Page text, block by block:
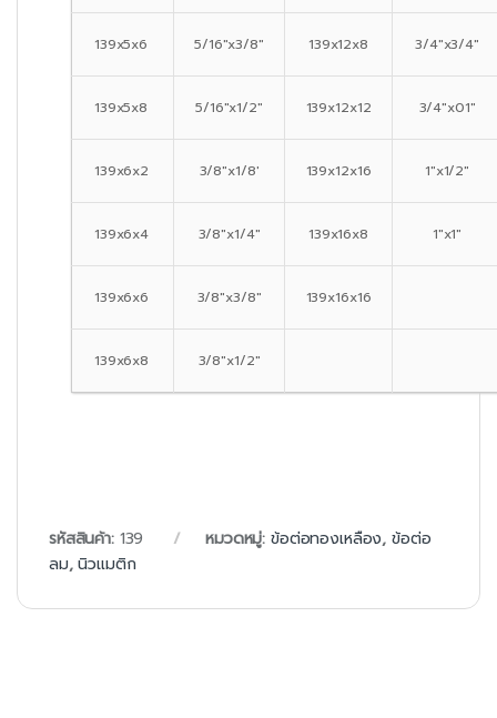
139x5x6 5/16″x3/8″ 139x12x8 3/4″x3/4″
139x5x8 5/16″x1/2″ 139x12x12 3/4″x01″
139x6x2 3/8″x1/8′ 139x12x16 1″x1/2″
139x6x4 3/8″x1/4″ 139x16x8 1″x1″
139x6x6 3/8″x3/8″ 139x16x16
139x6x8 3/8″x1/2″
รหัสสินค้า: 139 หมวดหมู่: ข้อต่อทองเหลือง,ข้อต่อ
ลม,นิวแมติก